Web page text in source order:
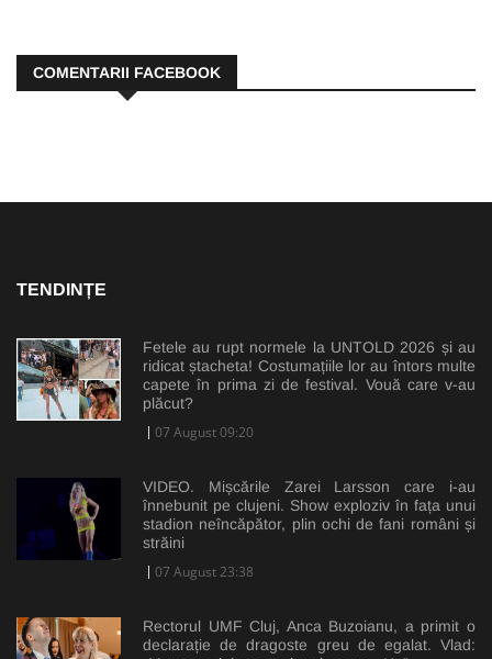
COMENTARII FACEBOOK
TENDINȚE
Fetele au rupt normele la UNTOLD 2026 și au
ridicat ștacheta! Costumațiile lor au întors multe
capete în prima zi de festival. Vouă care v-au
plăcut?
07 August 09:20
VIDEO. Mișcările Zarei Larsson care i-au
înnebunit pe clujeni. Show exploziv în fața unui
stadion neîncăpător, plin ochi de fani români și
străini
07 August 23:38
Rectorul UMF Cluj, Anca Buzoianu, a primit o
declarație de dragoste greu de egalat. Vlad: